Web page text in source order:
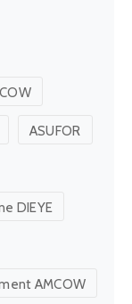
ASUFOR
DIEYE
AMCOW